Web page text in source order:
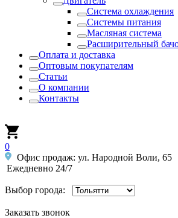
Система охлаждения
Системы питания
Масляная система
Расширительный
Оплата и доставка
Оптовым покупателям
Статьи
О компании
Контакты
0
Офис продаж: ул. Народной Воли, 65
Ежедневно 24/7
Выбор города:
Заказать звонок